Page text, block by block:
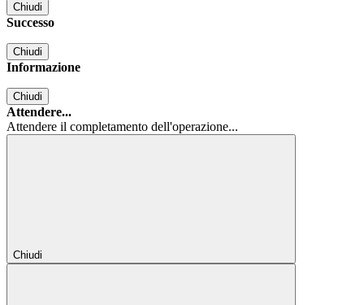
Chiudi
Successo
Chiudi
Informazione
Chiudi
Attendere...
Attendere il completamento dell'operazione...
Chiudi